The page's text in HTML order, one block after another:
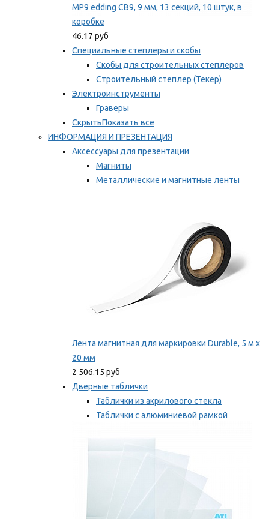
MP9 edding CB9, 9 мм, 13 секций, 10 штук, в
коробке
46.17 руб
Специальные степлеры и скобы
Скобы для строительных степлеров
Строительный степлер (Текер)
Электроинструменты
Граверы
СкрытьПоказать все
ИНФОРМАЦИЯ И ПРЕЗЕНТАЦИЯ
Аксессуары для презентации
Магниты
Металлические и магнитные ленты
Лента магнитная для маркировки Durable, 5 м х
20 мм
2 506.15 руб
Дверные таблички
Таблички из акрилового стекла
Таблички с алюминиевой рамкой